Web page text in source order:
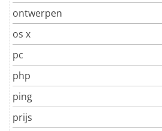
ontwerpen
os x
pc
php
ping
prijs